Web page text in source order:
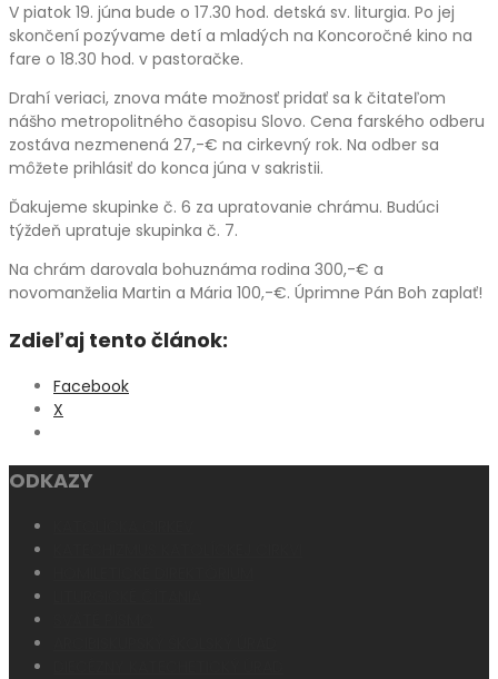
V piatok 19. júna bude o 17.30 hod. detská sv. liturgia. Po jej
skončení pozývame detí a mladých na Koncoročné kino na
fare o 18.30 hod. v pastoračke.
Drahí veriaci, znova máte možnosť pridať sa k čitateľom
nášho metropolitného časopisu Slovo. Cena farského odberu
zostáva nezmenená 27,-€ na cirkevný rok. Na odber sa
môžete prihlásiť do konca júna v sakristii.
Ďakujeme skupinke č. 6 za upratovanie chrámu. Budúci
týždeň upratuje skupinka č. 7.
Na chrám darovala bohuznáma rodina 300,-€ a
novomanželia Martin a Mária 100,-€. Úprimne Pán Boh zaplať!
Zdieľaj tento článok:
Facebook
X
ODKAZY